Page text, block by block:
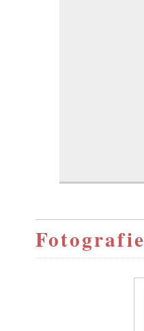
Fotografie